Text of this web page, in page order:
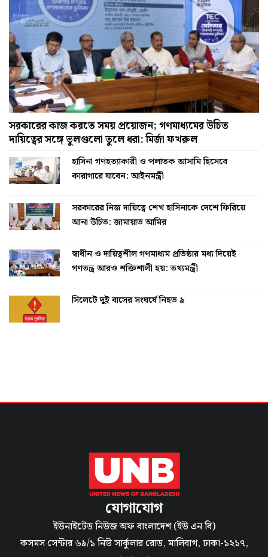
সরকারের কাজ করতে সময় প্রয়োজন; গণমাধ্যমের উচিত
দায়িত্বের সঙ্গে ভুলগুলো তুলে ধরা: মির্জা ফখরুল
হাসিনা গণহত্যাকারী ও পলাতক আসামি হিসেবে
কারাগারে যাবেন: আইনমন্ত্রী
সরকারের নিজ দায়িত্বে শেখ হাসিনাকে দেশে ফিরিয়ে
আনা উচিত: জামায়াত আমির
স্বাধীন ও দায়িত্বশীল গণমাধ্যম প্রতিষ্ঠার মধ্য দিয়েই
গণতন্ত্র আরও শক্তিশালী হয়: তথ্যমন্ত্রী
সিলেটে দুই বাসের সংঘর্ষে নিহত ৯
যোগাযোগ
ইউনাইটেড নিউজ অফ বাংলাদেশ (ইউ এন বি)
কসমস সেন্টার ৬৯/১ নিউ সার্কুলার রোড, মালিবাগ, ঢাকা-১২১৭,